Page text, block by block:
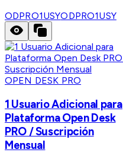
ODPRO1USYODPRO1USY
OPEN DESK PRO
1 Usuario Adicional para
Plataforma Open Desk
PRO / Suscripción
Mensual